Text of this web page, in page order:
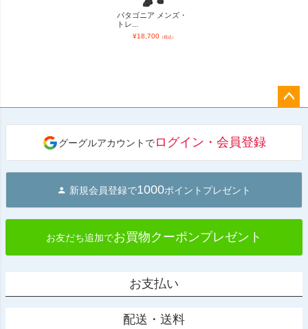
パタゴニア メンズ・
トレ...
¥18,700（税込）
へ
グーグルアカウントでログイン・会員登録
新規会員登録で1000ポイントプレゼント
お友だち追加でお買物クーポンプレゼント
お支払い
配送・送料